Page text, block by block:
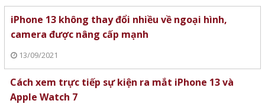
iPhone 13 không thay đổi nhiều về ngoại hình,
camera được nâng cấp mạnh
13/09/2021
Cách xem trực tiếp sự kiện ra mắt iPhone 13 và
Apple Watch 7